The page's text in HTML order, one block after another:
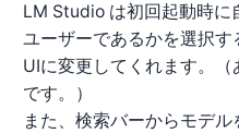
LM Studio は初回起動時に
ユーザーであるかを選択
UIに変更してくれます。
です。）
また、検索バーからモデ